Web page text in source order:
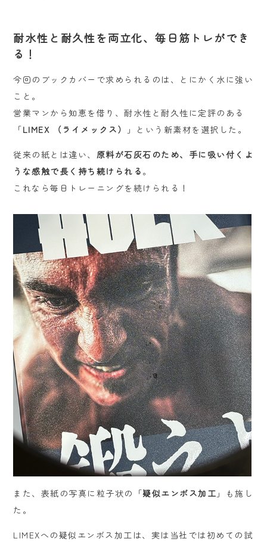
耐水性と耐久性を両立化、毎日筋トレができ
る！
今回のブックカバーで求められるのは、とにかく水に強い
こと。
営業マンから知恵を借り、耐水性と耐久性に定評のある
「LIMEX （ライメックス） 」という新素材を選択した。
従来の紙とは違い、 原料が石灰石のため、手に吸い付くよ
うな感触で長く持ち続けられる 。
これなら毎日トレーニングを続けられる！
また、表紙の写真に粒子状の「疑似エンボス加工 」も施し
た。
LIMEXへの疑似エンボス加工は、実は当社では初めての試